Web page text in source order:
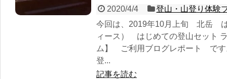
2020/4/4
登山・山登り体験
今回は、2019年10月上旬 北岳
ィース） はじめての登山セット
ム】 ご利用ブログレポート です
登...
記事を読む